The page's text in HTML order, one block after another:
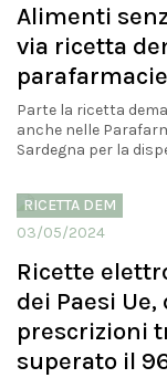
Alimenti
via ricetta
parafarmacie
Parte la ricetta
anche nelle
Sardegna per la
RICETTA DEM
03/05/2024
Ricette
dei Paesi
prescrizioni
superato il